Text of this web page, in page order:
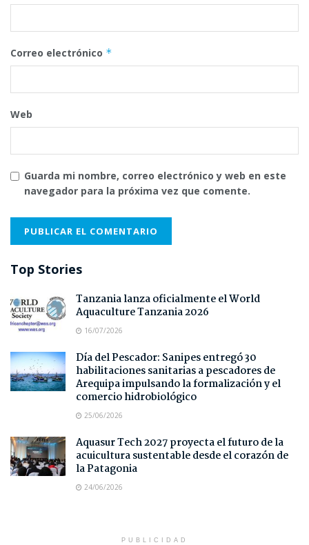
Correo electrónico *
Web
Guarda mi nombre, correo electrónico y web en este
navegador para la próxima vez que comente.
Top Stories
Tanzania lanza oficialmente el World
Aquaculture Tanzania 2026
16/07/2026
Día del Pescador: Sanipes entregó 30
habilitaciones sanitarias a pescadores de
Arequipa impulsando la formalización y el
comercio hidrobiológico
25/06/2026
Aquasur Tech 2027 proyecta el futuro de la
acuicultura sustentable desde el corazón de
la Patagonia
24/06/2026
PUBLICIDAD